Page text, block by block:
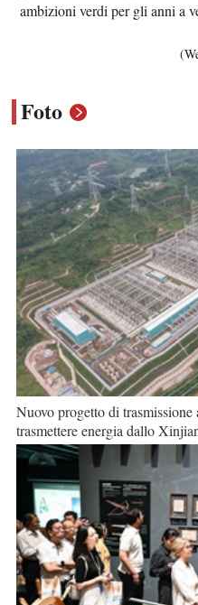
ambizioni verdi per gli anni a
Foto
Nuovo progetto di
trasmettere energia dallo